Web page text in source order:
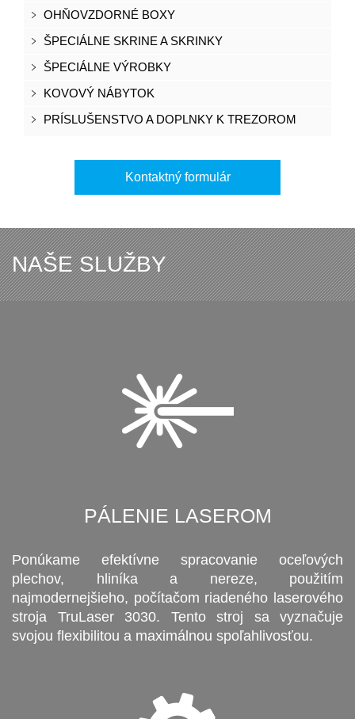
OHŇOVZDORNÉ BOXY
ŠPECIÁLNE SKRINE A SKRINKY
ŠPECIÁLNE VÝROBKY
KOVOVÝ NÁBYTOK
PRÍSLUŠENSTVO A DOPLNKY K TREZOROM
Kontaktný formulár
NAŠE SLUŽBY
PÁLENIE LASEROM
Ponúkame efektívne spracovanie oceľových
plechov, hliníka a nereze, použitím
najmodernejšieho, počítačom riadeného laserového
stroja TruLaser 3030. Tento stroj sa vyznačuje
svojou flexibilitou a maximálnou spoľahlivosťou.